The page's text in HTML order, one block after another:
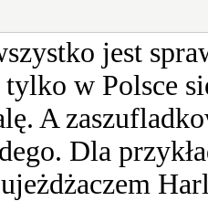
jest
w Polsce
A
Dla